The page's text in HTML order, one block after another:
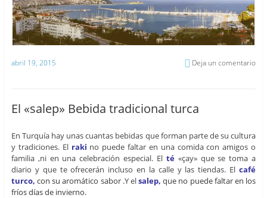
abril 19, 2015 Deja un comentario
El «salep» Bebida tradicional turca
En Turquía hay unas cuantas bebidas que forman parte de su cultura
y tradiciones. El raki no puede faltar en una comida con amigos o
familia ,ni en una celebración especial. El té «çay» que se toma a
diario y que te ofrecerán incluso en la calle y las tiendas. Elcafé
turco,con su aromático sabor .Y elsalep,que no puede faltar en los
fríos días de invierno.